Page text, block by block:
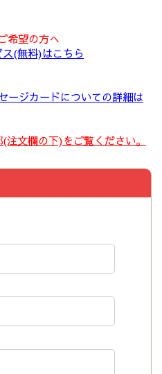
希望の方へ
(無料)はこちら
ージカードについての詳細は
文欄の下)をご覧ください。